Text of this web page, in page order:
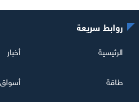
روابط سريعة
الرئيسية أخبار
طاقة